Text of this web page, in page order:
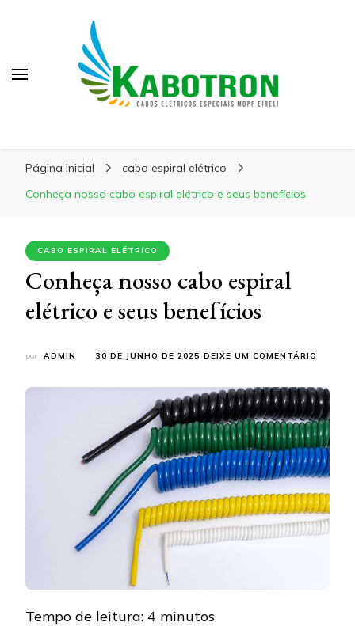
Página inicial
cabo espiral elétrico
Conheça nosso cabo espiral elétrico e seus benefícios
CABO ESPIRAL ELÉTRICO
Conheça nosso cabo espiral
elétrico e seus benefícios
por ADMIN 30 DE JUNHO DE 2025 DEIXE UM COMENTÁRIO
CABO
E
SEUS
Tempo de leitura: 4 minutos